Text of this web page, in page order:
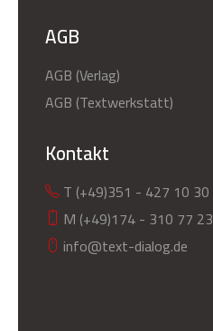
AGB
AGB (Verlag)
AGB (Textwerkstatt)
Kontakt
T (+49)351 - 427 10 30
M (+49)174 - 310 77 23
info@text-dialog.de